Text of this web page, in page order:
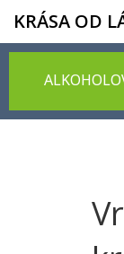
KRÁSA OD